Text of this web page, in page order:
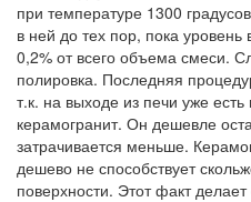
при температуре 1300
в ней до тех пор, пока уровень
0,2% от всего объема смеси.
полировка. Последняя
т.к. на выходе из печи уже
керамогранит. Он дешевле
затрачивается меньше.
дешево не способствует
поверхности. Этот факт